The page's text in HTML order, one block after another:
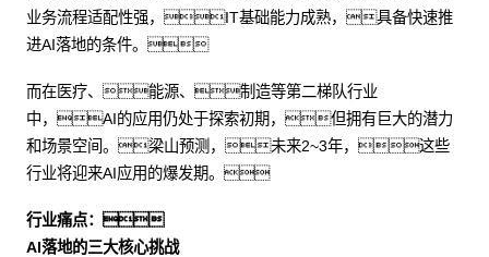
业务流程适配性强，IT基础能力成熟，具备快速推
进AI落地的条件。
而在医疗、能源、制造等第二梯队行业
中，AI的应用仍处于探索初期，但拥有巨大的潜力
和场景空间。梁山预测，未来2~3年，这些
行业将迎来AI应用的爆发期。
行业痛点：
AI落地的三大核心挑战